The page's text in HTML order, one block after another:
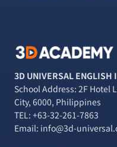
3D UNIVERSAL ENGLISH
School Address: 2F Hotel
City, 6000, Philippines
TEL: +63-32-261-7863
Email: info@3d-